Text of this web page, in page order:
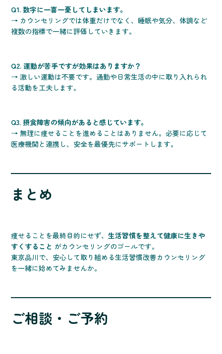
Q1. 数字に一喜一憂してしまいます。
→ カウンセリングでは体重だけでなく、睡眠や気分、体調など
複数の指標で一緒に評価していきます。
Q2. 運動が苦手ですが効果はありますか？
→ 激しい運動は不要です。通勤や日常生活の中に取り入れられ
る活動を工夫します。
Q3. 摂食障害の傾向があると感じています。
→ 無理に痩せることを進めることはありません。必要に応じて
医療機関と連携し、安全を最優先にサポートします。
まとめ
痩せることを最終目的にせず、生活習慣を整えて健康に生きや
すくすること がカウンセリングのゴールです。
東京品川で、安心して取り組める生活習慣改善カウンセリング
を一緒に始めてみませんか。
ご相談・ご予約